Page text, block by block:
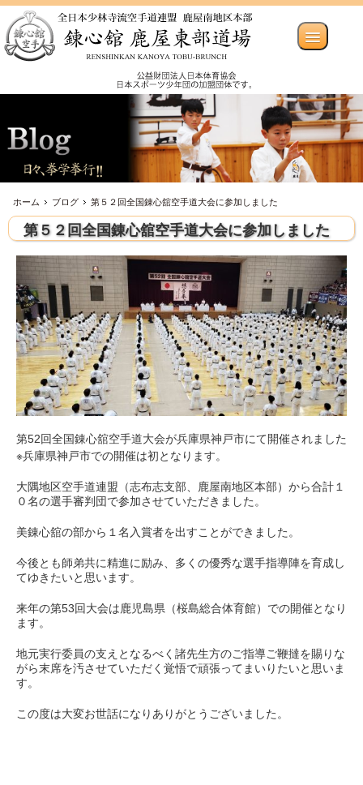
ホーム ブログ 第５２回全国錬心舘空手道大会に参加しました
第５２回全国錬心舘空手道大会に参加しました
第52回全国錬心舘空手道大会が兵庫県神戸市にて開催されました
※兵庫県神戸市での開催は初となります。
大隅地区空手道連盟（志布志支部、鹿屋南地区本部）から合計１
０名の選手審判団で参加させていただきました。
美錬心舘の部から１名入賞者を出すことができました。
今後とも師弟共に精進に励み、多くの優秀な選手指導陣を育成し
てゆきたいと思います。
来年の第53回大会は鹿児島県（桜島総合体育館）での開催となり
ます。
地元実行委員の支えとなるべく諸先生方のご指導ご鞭撻を賜りな
がら末席を汚させていただく覚悟で頑張ってまいりたいと思いま
す。
この度は大変お世話になりありがとうございました。